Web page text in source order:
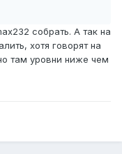
собрать. А так на
хотя говорят на
там уровни ниже чем